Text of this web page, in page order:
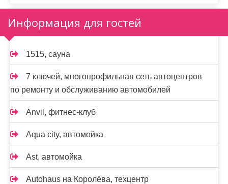
Информация для гостей
1515, сауна
7 ключей, многопрофильная сеть автоцентров
по ремонту и обслуживанию автомобилей
Anvil, фитнес-клуб
Aqua city, автомойка
Ast, автомойка
Autohaus на Королёва, техцентр